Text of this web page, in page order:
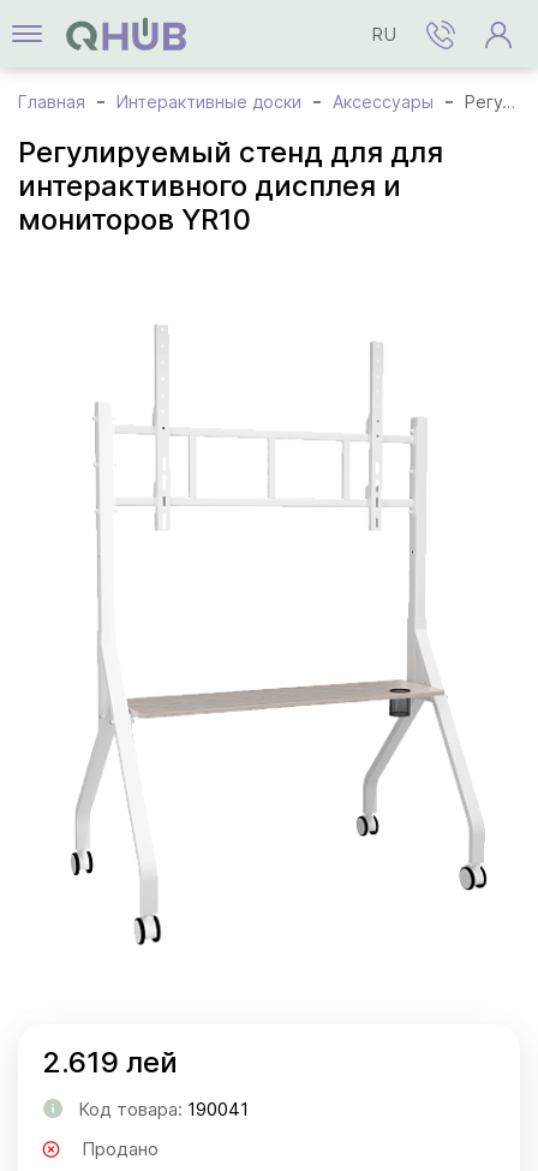
RU
Главная Интерактивные доски Аксессуары Регулируемый стенд для для интерактивного дисплея и мониторов YR10
Регулируемый стенд для для
интерактивного дисплея и
мониторов YR10
2.619 лей
Код товара: 190041
Продано